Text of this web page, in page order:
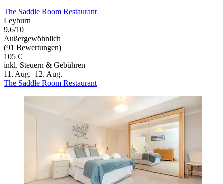
The Saddle Room Restaurant
Leyburn
9,6/10
Außergewöhnlich
(91 Bewertungen)
105 €
inkl. Steuern & Gebühren
11. Aug.–12. Aug.
The Saddle Room Restaurant